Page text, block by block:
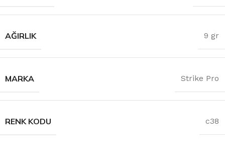
AĞIRLIK 9 gr
MARKA Strike Pro
RENK KODU c38